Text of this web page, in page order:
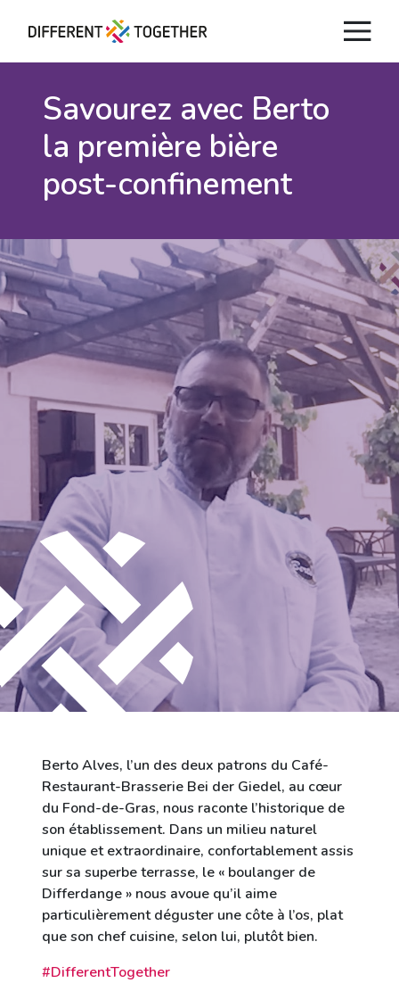
Vidéos
#differenttogether
Ville de Differdange
Contact
Savourez avec Berto
la première bière
post-confinement
Berto Alves, l’un des deux patrons du Café-
Restaurant-Brasserie Bei der Giedel, au cœur
du Fond-de-Gras, nous raconte l’historique de
son établissement. Dans un milieu naturel
unique et extraordinaire, confortablement assis
sur sa superbe terrasse, le « boulanger de
Differdange » nous avoue qu’il aime
particulièrement déguster une côte à l’os, plat
que son chef cuisine, selon lui, plutôt bien.
#DifferentTogether